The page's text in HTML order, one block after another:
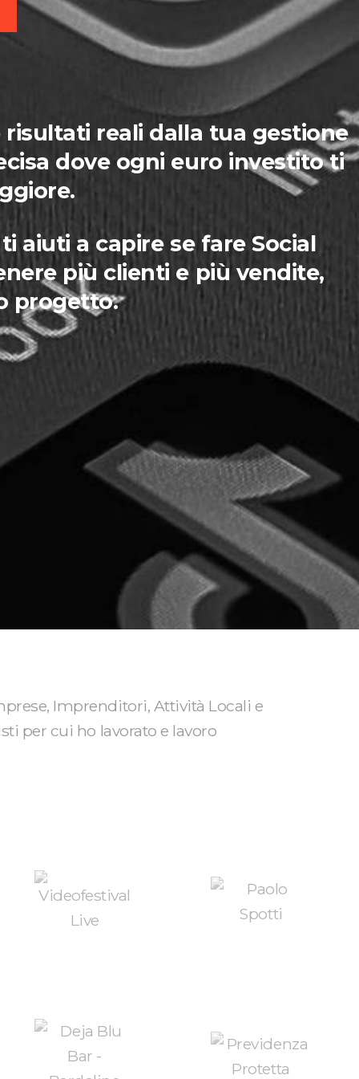
reali dalla tua gestione
dove ogni euro investito ti
aiuti a capire se fare Social
più clienti e più vendite,
progetto.
Imprenditori, Attività Locali e
per cui ho lavorato e lavoro
18:30
Cremona Digitale, la startup
innovativa che aiuta le piccole